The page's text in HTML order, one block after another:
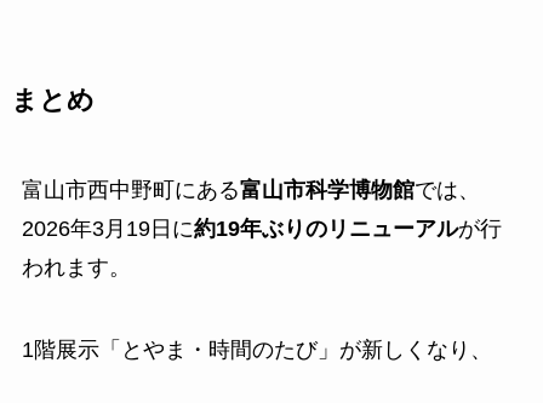
まとめ
富山市西中野町にある富山市科学博物館では、
2026年3月19日に約19年ぶりのリニューアルが行
われます。
1階展示「とやま・時間のたび」が新しくなり、